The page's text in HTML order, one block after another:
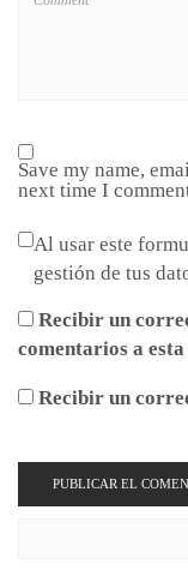
Save my name,
next time I
Al usar este
gestión de tus
Recibir un
comentarios a
Recibir un